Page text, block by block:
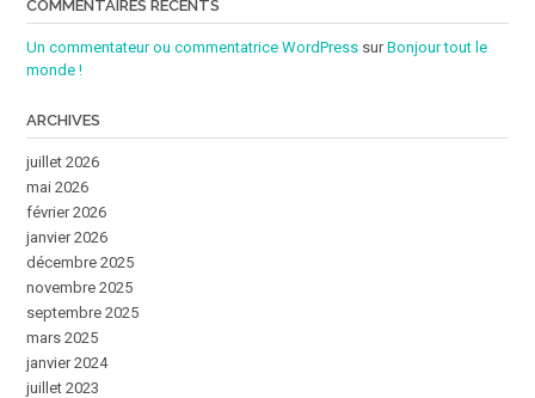
COMMENTAIRES RÉCENTS
Un commentateur ou commentatrice WordPress surBonjour tout le
monde !
ARCHIVES
juillet 2026
mai 2026
février 2026
janvier 2026
décembre 2025
novembre 2025
septembre 2025
mars 2025
janvier 2024
juillet 2023